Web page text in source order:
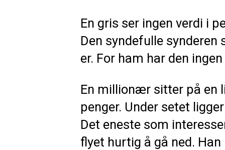
En gris ser ingen verdi i
Den syndefulle synderen
er. For ham har den
En millionær sitter på en
penger. Under setet
Det eneste som
flyet hurtig å gå ned.